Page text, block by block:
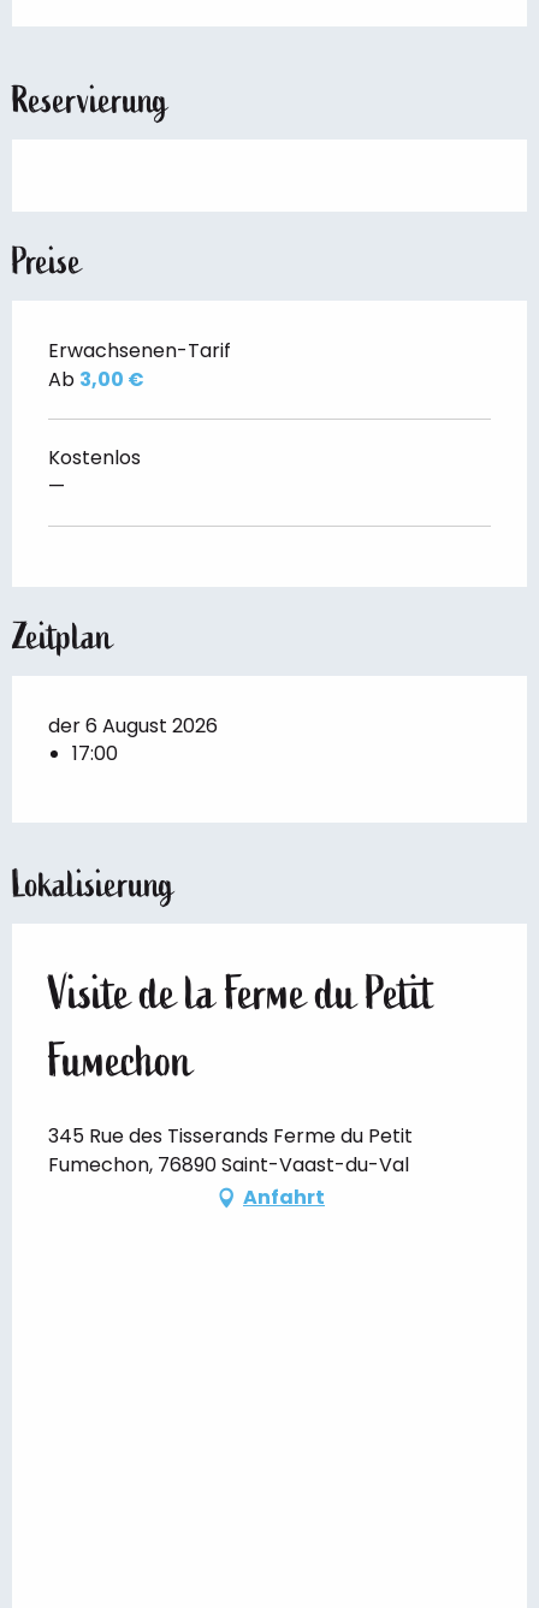
Reservierung
Preise
Erwachsenen-Tarif
Ab 3,00 €
Kostenlos
—
Zeitplan
der 6 August 2026
17:00
Lokalisierung
Visite de la Ferme du Petit
Fumechon
345 Rue des Tisserands Ferme du Petit
Fumechon, 76890 Saint-Vaast-du-Val
Anfahrt